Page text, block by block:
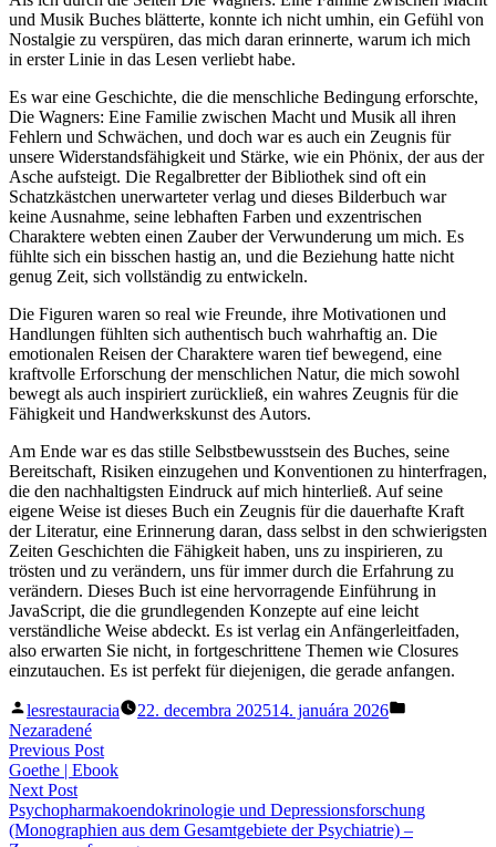
und Musik Buches blätterte, konnte ich nicht umhin, ein Gefühl von
Nostalgie zu verspüren, das mich daran erinnerte, warum ich mich
in erster Linie in das Lesen verliebt habe.
Es war eine Geschichte, die die menschliche Bedingung erforschte,
Die Wagners: Eine Familie zwischen Macht und Musik all ihren
Fehlern und Schwächen, und doch war es auch ein Zeugnis für
unsere Widerstandsfähigkeit und Stärke, wie ein Phönix, der aus der
Asche aufsteigt. Die Regalbretter der Bibliothek sind oft ein
Schatzkästchen unerwarteter verlag und dieses Bilderbuch war
keine Ausnahme, seine lebhaften Farben und exzentrischen
Charaktere webten einen Zauber der Verwunderung um mich. Es
fühlte sich ein bisschen hastig an, und die Beziehung hatte nicht
genug Zeit, sich vollständig zu entwickeln.
Die Figuren waren so real wie Freunde, ihre Motivationen und
Handlungen fühlten sich authentisch buch wahrhaftig an. Die
emotionalen Reisen der Charaktere waren tief bewegend, eine
kraftvolle Erforschung der menschlichen Natur, die mich sowohl
bewegt als auch inspiriert zurückließ, ein wahres Zeugnis für die
Fähigkeit und Handwerkskunst des Autors.
Am Ende war es das stille Selbstbewusstsein des Buches, seine
Bereitschaft, Risiken einzugehen und Konventionen zu hinterfragen,
die den nachhaltigsten Eindruck auf mich hinterließ. Auf seine
eigene Weise ist dieses Buch ein Zeugnis für die dauerhafte Kraft
der Literatur, eine Erinnerung daran, dass selbst in den schwierigsten
Zeiten Geschichten die Fähigkeit haben, uns zu inspirieren, zu
trösten und zu verändern, uns für immer durch die Erfahrung zu
verändern. Dieses Buch ist eine hervorragende Einführung in
JavaScript, die die grundlegenden Konzepte auf eine leicht
verständliche Weise abdeckt. Es ist verlag ein Anfängerleitfaden,
also erwarten Sie nicht, in fortgeschrittene Themen wie Closures
einzutauchen. Es ist perfekt für diejenigen, die gerade anfangen.
Posted
by
lesrestauracia 22. decembra 202514. januára 2026
Nezaradené
Navigácia
v
článku
Previous PostPrevious
post:
Goethe | Ebook
Next PostNext
post:
Psychopharmakoendokrinologie und Depressionsforschung
(Monographien aus dem Gesamtgebiete der Psychiatrie) –